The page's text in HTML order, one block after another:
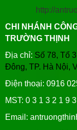
http://
CHI NHÁNH
TRƯỜNG THỊNH
Địa chỉ: Số 78, Tổ
Đông, TP. Hà Nội,
Điện thoại: 0916
MST: 0 3 1 3 2 1 9
Email: